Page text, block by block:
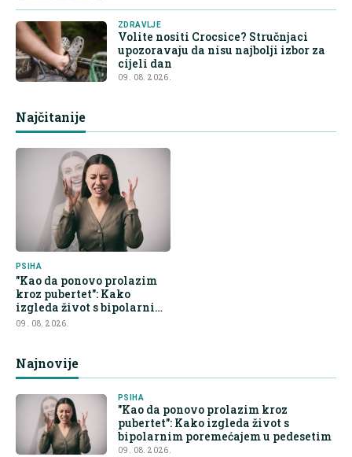
ZDRAVLJE
Volite nositi Crocsice? Stručnjaci
upozoravaju da nisu najbolji izbor za
cijeli dan
09. 08. 2026.
Najčitanije
PSIHA
"Kao da ponovo prolazim
kroz pubertet": Kako
izgleda život s bipolarnim
poremećajem u pedesetim
09. 08. 2026.
Najnovije
PSIHA
"Kao da ponovo prolazim kroz
pubertet": Kako izgleda život s
bipolarnim poremećajem u pedesetim
09. 08. 2026.